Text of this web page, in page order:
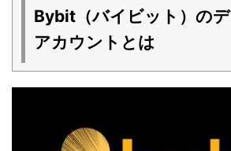
Bybit（バイビット）の
アカウントとは